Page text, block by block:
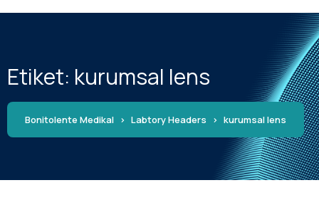
Etiket: kurumsal lens
Bonitolente Medikal > Labtory Headers > kurumsal lens